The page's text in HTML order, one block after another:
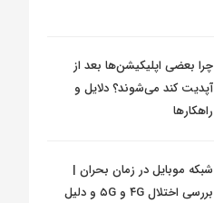
چرا بعضی اپلیکیشن‌ها بعد از
آپدیت کند می‌شوند؟ دلایل و
راهکارها
شبکه موبایل در زمان بحران |
بررسی اختلال ۴G و ۵G و دلیل